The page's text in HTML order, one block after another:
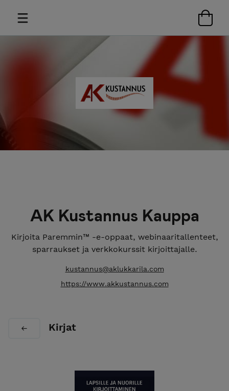
AK Kustannus Kauppa
Kirjoita Paremmin™ -e-oppaat, webinaaritallenteet,
sparraukset ja verkkokurssit kirjoittajalle.
kustannus@aklukkarila.com
https://www.akkustannus.com
Kirjat